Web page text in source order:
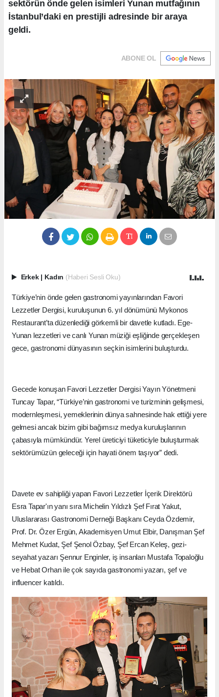
sektörün önde gelen isimleri Yunan mutfağının
İstanbul’daki en prestijli adresinde bir araya
geldi.
ABONE OL
Erkek Kadın (Haberi Sesli Oku)
Türkiye’nin önde gelen gastronomi yayınlarından Favori
Lezzetler Dergisi, kuruluşunun 6. yıl dönümünü Mykonos
Restaurant’ta düzenlediği görkemli bir davetle kutladı. Ege-
Yunan lezzetleri ve canlı Yunan müziği eşliğinde gerçekleşen
gece, gastronomi dünyasının seçkin isimlerini buluşturdu.
Gecede konuşan Favori Lezzetler Dergisi Yayın Yönetmeni
Tuncay Tapar, “Türkiye’nin gastronomi ve turizminin gelişmesi,
modernleşmesi, yemeklerinin dünya sahnesinde hak ettiği yere
gelmesi ancak bizim gibi bağımsız medya kuruluşlarının
çabasıyla mümkündür. Yerel üreticiyi tüketiciyle buluşturmak
sektörümüzün geleceği için hayati önem taşıyor” dedi.
Davete ev sahipliği yapan Favori Lezzetler İçerik Direktörü
Esra Tapar'ın yanı sıra Michelin Yıldızlı Şef Fırat Yakut,
Uluslararası Gastronomi Derneği Başkanı Ceyda Özdemir,
Prof. Dr. Özer Ergün, Akademisyen Umut Elbir, Danışman Şef
Mehmet Kudat, Şef Şenol Özbay, Şef Ercan Keleş, gezi-
seyahat yazarı Şennur Enginler, iş insanları Mustafa Topaloğlu
ve Hebat Orhan ile çok sayıda gastronomi yazarı, şef ve
influencer katıldı.